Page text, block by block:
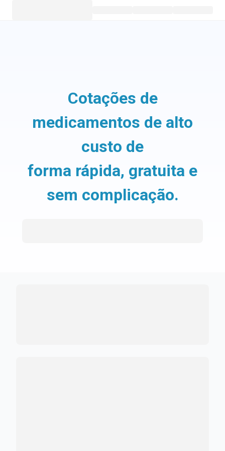
Cotações de
medicamentos de alto
custo de
forma rápida, gratuita e
sem complicação.